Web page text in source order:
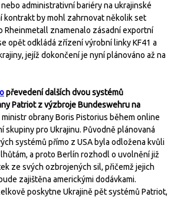
administrativní bariéry na ukrajinské
kontrakt by mohl zahrnovat několik set
Rheinmetall znamenalo zásadní exportní
opět odkládá zřízení výrobní linky KF41 a
jejíž dokončení je nyní plánováno až na
převedení dalších dvou systémů
Patriot z výzbroje Bundeswehru na
ministr obrany Boris Pistorius během online
skupiny pro Ukrajinu. Původně plánovaná
systémů přímo z USA byla odložena kvůli
a proto Berlín rozhodl o uvolnění již
ze svých ozbrojených sil, přičemž jejich
zajištěna americkými dodávkami.
poskytne Ukrajině pět systémů Patriot,